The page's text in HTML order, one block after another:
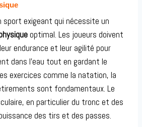
sport exigeant qui nécessite un
optimal. Les joueurs doivent
endurance et leur agilité pour
dans l’eau tout en gardant le
exercices comme la natation, la
sont fondamentaux. Le
en particulier du tronc et des
des tirs et des passes.